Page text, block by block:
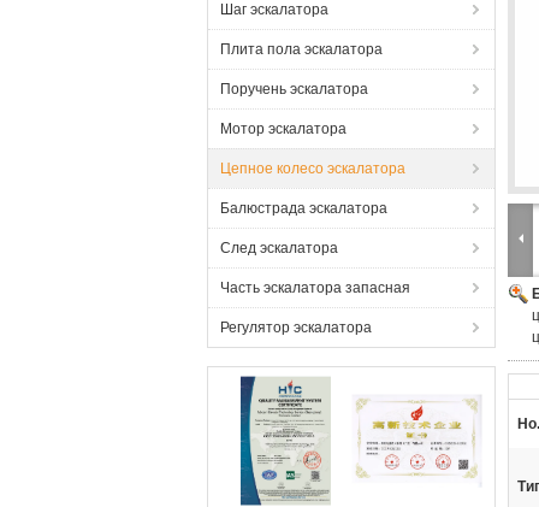
Шаг эскалатора
Плита пола эскалатора
Поручень эскалатора
Мотор эскалатора
Цепное колесо эскалатора
Балюстрада эскалатора
След эскалатора
Часть эскалатора запасная
Регулятор эскалатора